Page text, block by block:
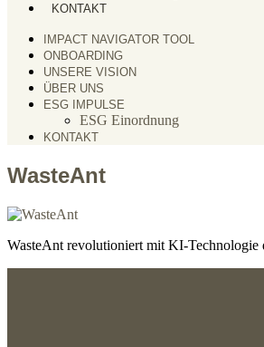
KONTAKT
IMPACT NAVIGATOR TOOL
ONBOARDING
UNSERE VISION
ÜBER UNS
ESG IMPULSE
ESG Einordnung
KONTAKT
WasteAnt
WasteAnt revolutioniert mit KI-